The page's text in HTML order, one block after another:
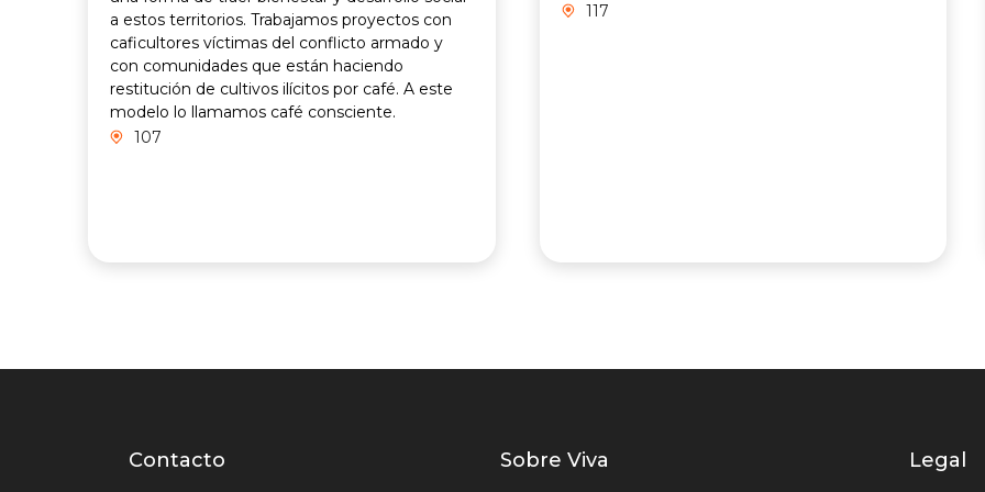
a estos territorios. Trabajamos proyectos con
caficultores víctimas del conflicto armado y
con comunidades que están haciendo
restitución de cultivos ilícitos por café. A este
modelo lo llamamos café consciente.
107
117
Contacto
Contacto
Listados
Sobre Viva Legal